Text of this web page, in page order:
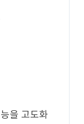
을 고도화